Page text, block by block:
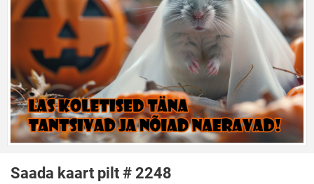
Saada kaart pilt # 2248